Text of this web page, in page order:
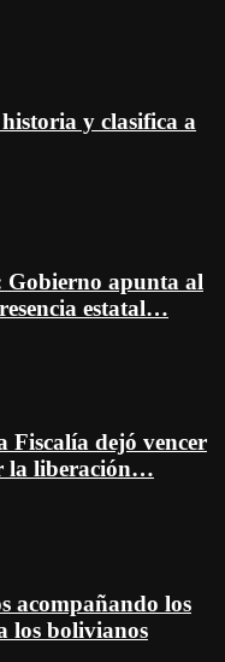
y clasifica a
Gobierno apunta al
estatal…
Fiscalía dejó vencer
la liberación…
acompañando los
los bolivianos